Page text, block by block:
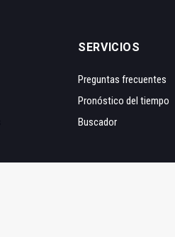
SERVICIOS
Preguntas frecuentes
Pronóstico del tiempo
Buscador